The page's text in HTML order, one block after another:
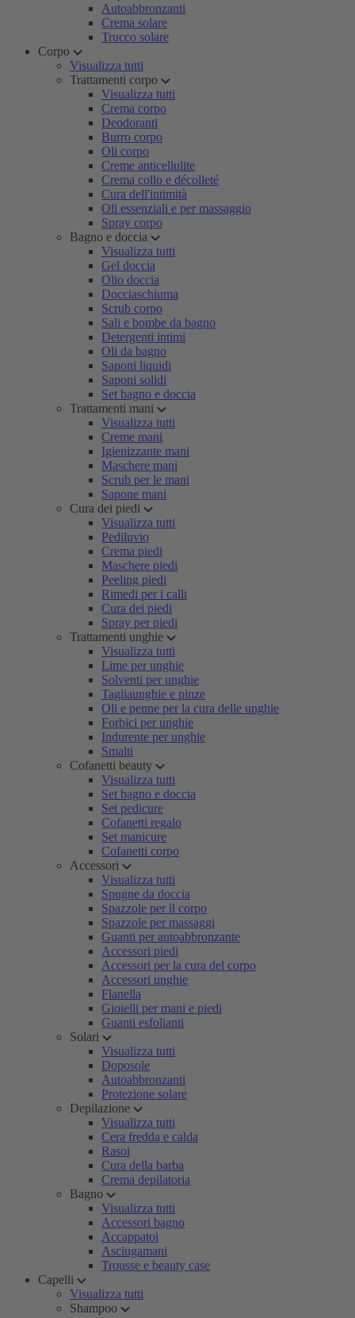
Autoabbronzanti
Crema solare
Trucco solare
Corpo
Visualizza tutti
Trattamenti corpo
Visualizza tutti
Crema corpo
Deodoranti
Burro corpo
Oli corpo
Creme anticellulite
Crema collo e décolleté
Cura dell'intimità
Oli essenziali e per massaggio
Spray corpo
Bagno e doccia
Visualizza tutti
Gel doccia
Olio doccia
Docciaschiuma
Scrub corpo
Sali e bombe da bagno
Detergenti intimi
Oli da bagno
Saponi liquidi
Saponi solidi
Set bagno e doccia
Trattamenti mani
Visualizza tutti
Creme mani
Igienizzante mani
Maschere mani
Scrub per le mani
Sapone mani
Cura dei piedi
Visualizza tutti
Pediluvio
Crema piedi
Maschere piedi
Peeling piedi
Rimedi per i calli
Cura dei piedi
Spray per piedi
Trattamenti unghie
Visualizza tutti
Lime per unghie
Solventi per unghie
Tagliaunghie e pinze
Oli e penne per la cura delle unghie
Forbici per unghie
Indurente per unghie
Smalti
Cofanetti beauty
Visualizza tutti
Set bagno e doccia
Set pedicure
Cofanetti regalo
Set manicure
Cofanetti corpo
Accessori
Visualizza tutti
Spugne da doccia
Spazzole per il corpo
Spazzole per massaggi
Guanti per autoabbronzante
Accessori piedi
Accessori per la cura del corpo
Accessori unghie
Flanella
Gioielli per mani e piedi
Guanti esfolianti
Solari
Visualizza tutti
Doposole
Autoabbronzanti
Protezione solare
Depilazione
Visualizza tutti
Cera fredda e calda
Rasoi
Cura della barba
Crema depilatoria
Bagno
Visualizza tutti
Accessori bagno
Accappatoi
Asciugamani
Trousse e beauty case
Capelli
Visualizza tutti
Shampoo